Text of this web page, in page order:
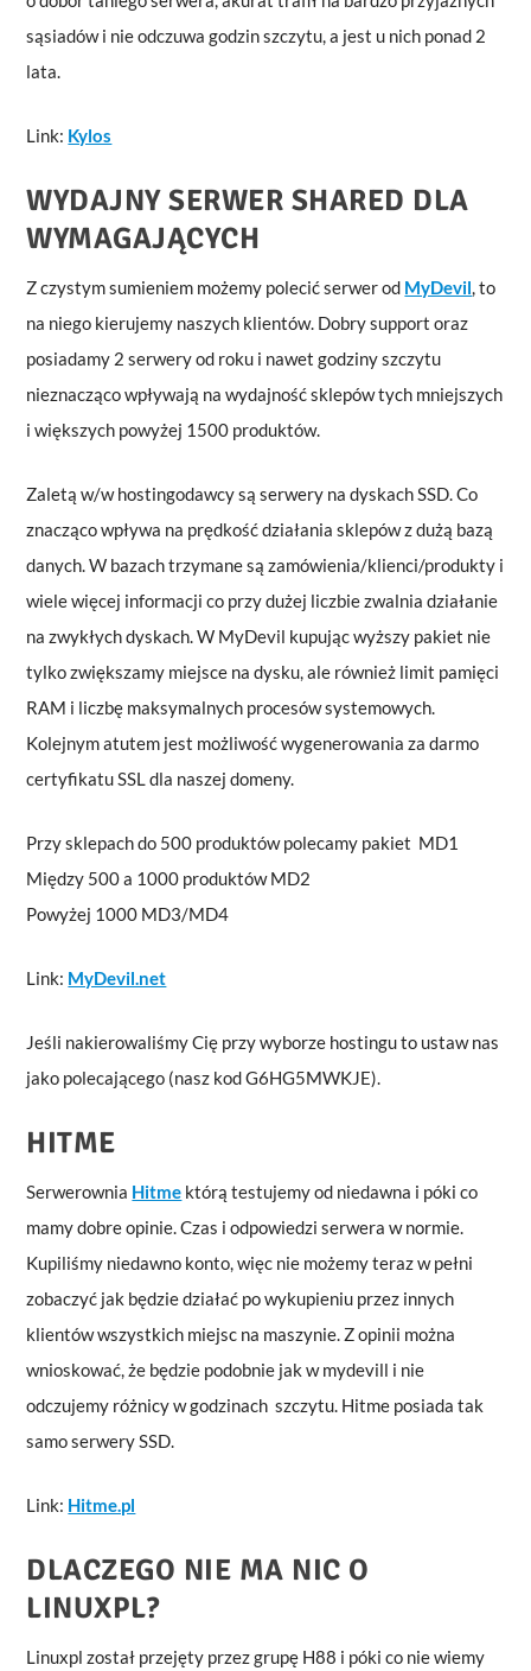
sąsiadów i nie odczuwa godzin szczytu, a jest u nich ponad 2
lata.
Link: Kylos
WYDAJNY SERWER SHARED DLA
WYMAGAJĄCYCH
Z czystym sumieniem możemy polecić serwer od MyDevil, to
na niego kierujemy naszych klientów. Dobry support oraz
posiadamy 2 serwery od roku i nawet godziny szczytu
nieznacząco wpływają na wydajność sklepów tych mniejszych
i większych powyżej 1500 produktów.
Zaletą w/w hostingodawcy są serwery na dyskach SSD. Co
znacząco wpływa na prędkość działania sklepów z dużą bazą
danych. W bazach trzymane są zamówienia/klienci/produkty i
wiele więcej informacji co przy dużej liczbie zwalnia działanie
na zwykłych dyskach. W MyDevil kupując wyższy pakiet nie
tylko zwiększamy miejsce na dysku, ale również limit pamięci
RAM i liczbę maksymalnych procesów systemowych.
Kolejnym atutem jest możliwość wygenerowania za darmo
certyfikatu SSL dla naszej domeny.
Przy sklepach do 500 produktów polecamy pakiet MD1
Między 500 a 1000 produktów MD2
Powyżej 1000 MD3/MD4
Link: MyDevil.net
Jeśli nakierowaliśmy Cię przy wyborze hostingu to ustaw nas
jako polecającego (nasz kod G6HG5MWKJE).
HITME
Serwerownia Hitme którą testujemy od niedawna i póki co
mamy dobre opinie. Czas i odpowiedzi serwera w normie.
Kupiliśmy niedawno konto, więc nie możemy teraz w pełni
zobaczyć jak będzie działać po wykupieniu przez innych
klientów wszystkich miejsc na maszynie. Z opinii można
wnioskować, że będzie podobnie jak w mydevill i nie
odczujemy różnicy w godzinach szczytu. Hitme posiada tak
samo serwery SSD.
Link: Hitme.pl
DLACZEGO NIE MA NIC O
LINUXPL?
Linuxpl został przejęty przez grupę H88 i póki co nie wiemy